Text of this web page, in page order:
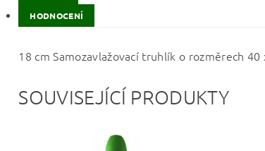
HODNOCENÍ
18 cm Samozavlažovací truhlík o rozměrech
SOUVISEJÍCÍ PRODUKTY